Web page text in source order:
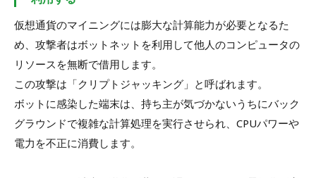
仮想通貨のマイニングには膨大な計算能力が必要となるた
め、攻撃者はボットネットを利用して他人のコンピュータの
リソースを無断で借用します。
この攻撃は「クリプトジャッキング」と呼ばれます。
ボットに感染した端末は、持ち主が気づかないうちにバック
グラウンドで複雑な計算処理を実行させられ、CPUパワーや
電力を不正に消費します。